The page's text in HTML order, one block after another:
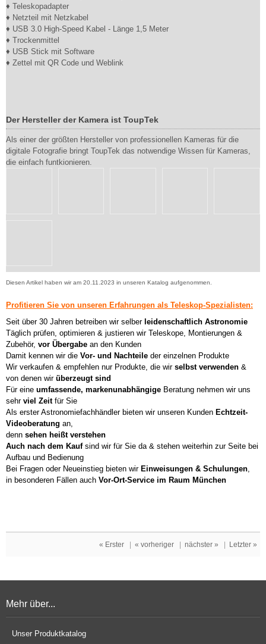
♦ Teleskopadapter
♦ Netzteil mit Netzkabel
♦ USB 3.0 High-Speed Kabel - Länge 1,5 Meter
♦ Trockenmittel
♦ USB Stick mit Software
♦ Zettel mit QR Code und Weblink
Der Hersteller der Kamera ist ToupTek
Als einer der größten Hersteller von professionellen Kameras für die
digitale Fotografie bringt ToupTek das notwendige Wissen für Kameras,
die einfach funtkionieren.
Diesen Artikel haben wir am 20.11.2023 in unseren Katalog aufgenommen.
Profitieren Sie von unseren Erfahrungen als Teleskop-Spezialisten:
Seit über 30 Jahren betreiben wir selber leidenschaftlich Astronomie
Täglich prüfen, optimieren & justieren wir Teleskope, Montierungen &
Zubehör, vor Übergabe an den Kunden
Damit kennen wir die Vor- und Nachteile der einzelnen Produkte
Wir verkaufen & empfehlen nur Produkte, die wir selbst verwenden &
von denen wir überzeugt sind
Für eine umfassende, markenunabhängige Beratung nehmen wir uns
sehr viel Zeitfür Sie
Als erster Astronomiefachhändler bieten wir unseren Kunden Echtzeit-
Videoberatung an,
denn sehen heißt verstehen
Auch nach dem Kaufsind wir für Sie da & stehen weiterhin zur Seite bei
Aufbau und Bedienung
Bei Fragen oder Neueinstieg bieten wir Einweisungen & Schulungen,
in besonderen Fällen auch Vor-Ort-Service im Raum München
« Erster « vorheriger nächster » Letzter »
Mehr über...
Unser Produktkatalog